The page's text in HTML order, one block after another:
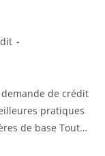
de crédit
pratiques
de base Tout…